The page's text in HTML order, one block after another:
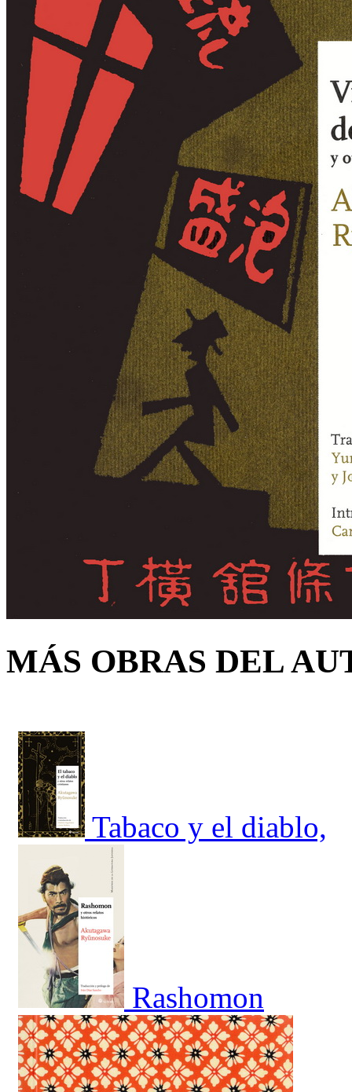
MÁS OBRAS DEL
Tabaco y el diablo,
Rashomon